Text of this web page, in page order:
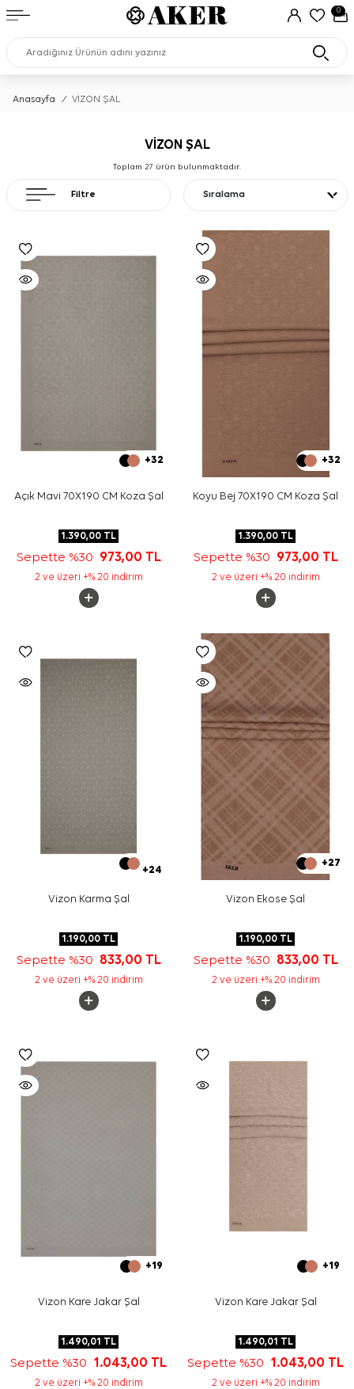
0
Anasayfa / VİZON ŞAL
Filtre
VİZON ŞAL
Toplam 27 ürün bulunmaktadır.
Sıralama
+32
Açık Mavi 70X190 CM Koza Şal
1.390,00 TL
Sepette %30 973,00 TL
2 ve üzeri +% 20 indirim
+32
Koyu Bej 70X190 CM Koza Şal
1.390,00 TL
Sepette %30 973,00 TL
2 ve üzeri +% 20 indirim
+24
Vizon Karma Şal
1.190,00 TL
Sepette %30 833,00 TL
2 ve üzeri +% 20 indirim
+27
Vizon Ekose Şal
1.190,00 TL
Sepette %30 833,00 TL
2 ve üzeri +% 20 indirim
+19
Vizon Kare Jakar Şal
1.490,01 TL
Sepette %30 1.043,00 TL
2 ve üzeri +% 20 indirim
+19
Vizon Kare Jakar Şal
1.490,01 TL
Sepette %30 1.043,00 TL
2 ve üzeri +% 20 indirim